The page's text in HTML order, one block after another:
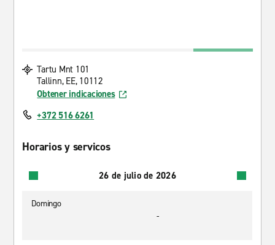
Tartu Mnt 101
Tallinn, EE, 10112
Obtener indicaciones
+372 516 6261
Horarios y servicos
26 de julio de 2026
Domingo
-